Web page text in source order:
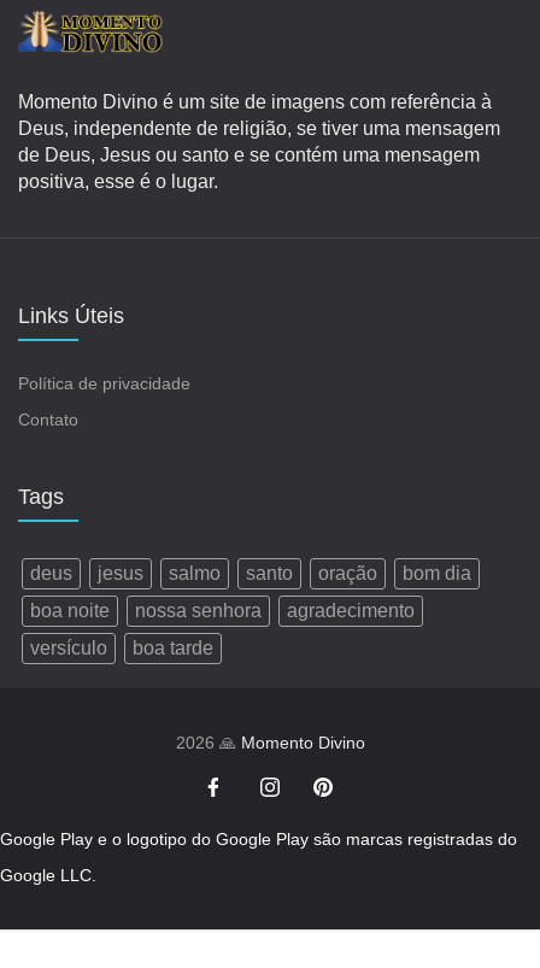
Momento Divino é um site de imagens com referência à
Deus, independente de religião, se tiver uma mensagem
de Deus, Jesus ou santo e se contém uma mensagem
positiva, esse é o lugar.
Links Úteis
Política de privacidade
Contato
Tags
deus jesus salmo santo oração
bom dia
boa noite
nossa senhora
agradecimento
versículo
boa tarde
2026 🙏 Momento Divino
Google Play e o logotipo do Google Play são marcas registradas do
Google LLC.